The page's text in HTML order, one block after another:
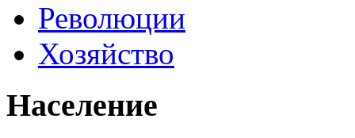
Революции
Хозяйство
Население